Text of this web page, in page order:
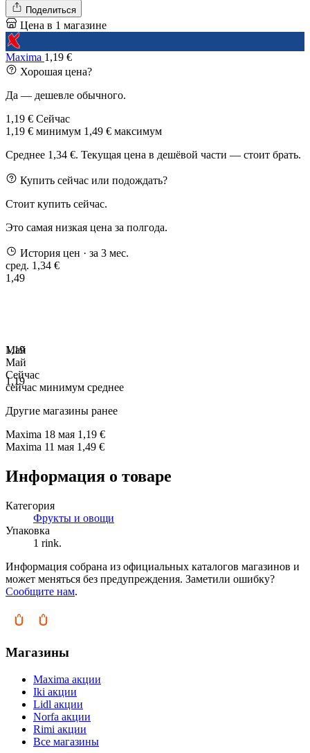
Поделиться
Цена в 1 магазине
Maxima 1,19 €
Хорошая цена?
Да — дешевле обычного.
1,19 € Сейчас
1,19 € минимум 1,49 € максимум
Среднее 1,34 €. Текущая цена в дешёвой части — стоит брать.
Купить сейчас или подождать?
Стоит купить сейчас.
Это самая низкая цена за полгода.
История цен · за 3 мес.
сред. 1,34 €
1,49
1,19
1,19
Май
Май
Сейчас
сейчас минимум среднее
Другие магазины ранее
Maxima 18 мая 1,19 €
Maxima 11 мая 1,49 €
Информация о товаре
Категория
Фрукты и овощи
Упаковка
1 rink.
Информация собрана из официальных каталогов магазинов и
может меняться без предупреждения. Заметили ошибку?
Сообщите нам.
Магазины
Maxima акции
Iki акции
Lidl акции
Norfa акции
Rimi акции
Все магазины